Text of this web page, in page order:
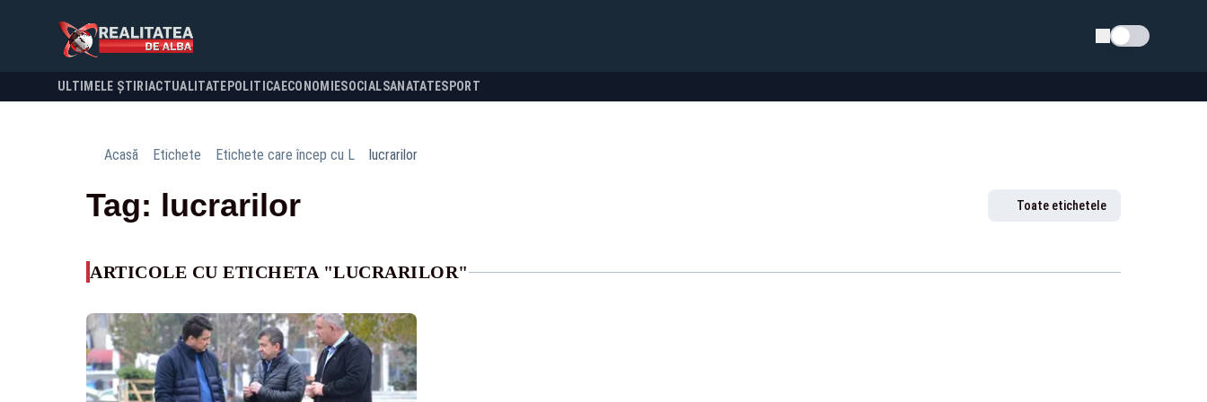
Schimba tema
ULTIMELE ȘTIRI ACTUALITATE POLITICA ECONOMIESOCIALSANATATESPORT
Acasă Etichete Etichete care încep cu L lucrarilor
Tag: lucrarilor Toate etichetele
ARTICOLE CU ETICHETA "LUCRARILOR"